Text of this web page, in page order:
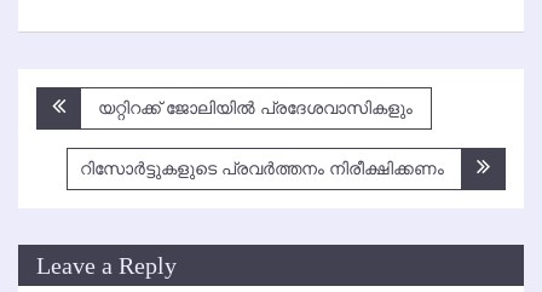
Post
navigation
യറ്റിറക്ക് ജോലിയില്‍ പ്രദേശവാസികളും
റിസോര്‍ട്ടുകളുടെ പ്രവര്‍ത്തനം നിരീക്ഷിക്കണം
Leave a Reply